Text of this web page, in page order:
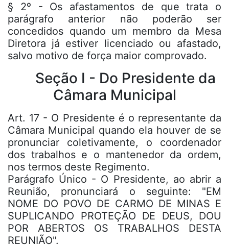
§ 2º - Os afastamentos de que trata o
parágrafo anterior não poderão ser
concedidos quando um membro da Mesa
Diretora já estiver licenciado ou afastado,
salvo motivo de força maior comprovado.
Seção I - Do Presidente da
Câmara Municipal
Art. 17 - O Presidente é o representante da
Câmara Municipal quando ela houver de se
pronunciar coletivamente, o coordenador
dos trabalhos e o mantenedor da ordem,
nos termos deste Regimento.
Parágrafo Único - O Presidente, ao abrir a
Reunião, pronunciará o seguinte: "EM
NOME DO POVO DE CARMO DE MINAS E
SUPLICANDO PROTEÇÃO DE DEUS, DOU
POR ABERTOS OS TRABALHOS DESTA
REUNIÃO".